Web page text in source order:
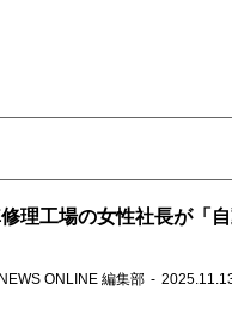
理工場の女性社長が「
NEWS ONLINE 編集部